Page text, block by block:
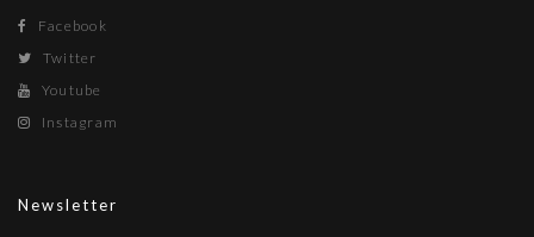
Facebook
Twitter
Youtube
Instagram
Newsletter